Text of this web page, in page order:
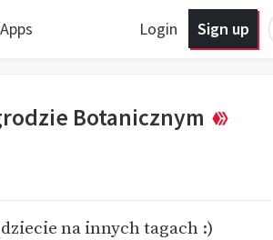
Login Sign up
Botanicznym
na innych tagach :)